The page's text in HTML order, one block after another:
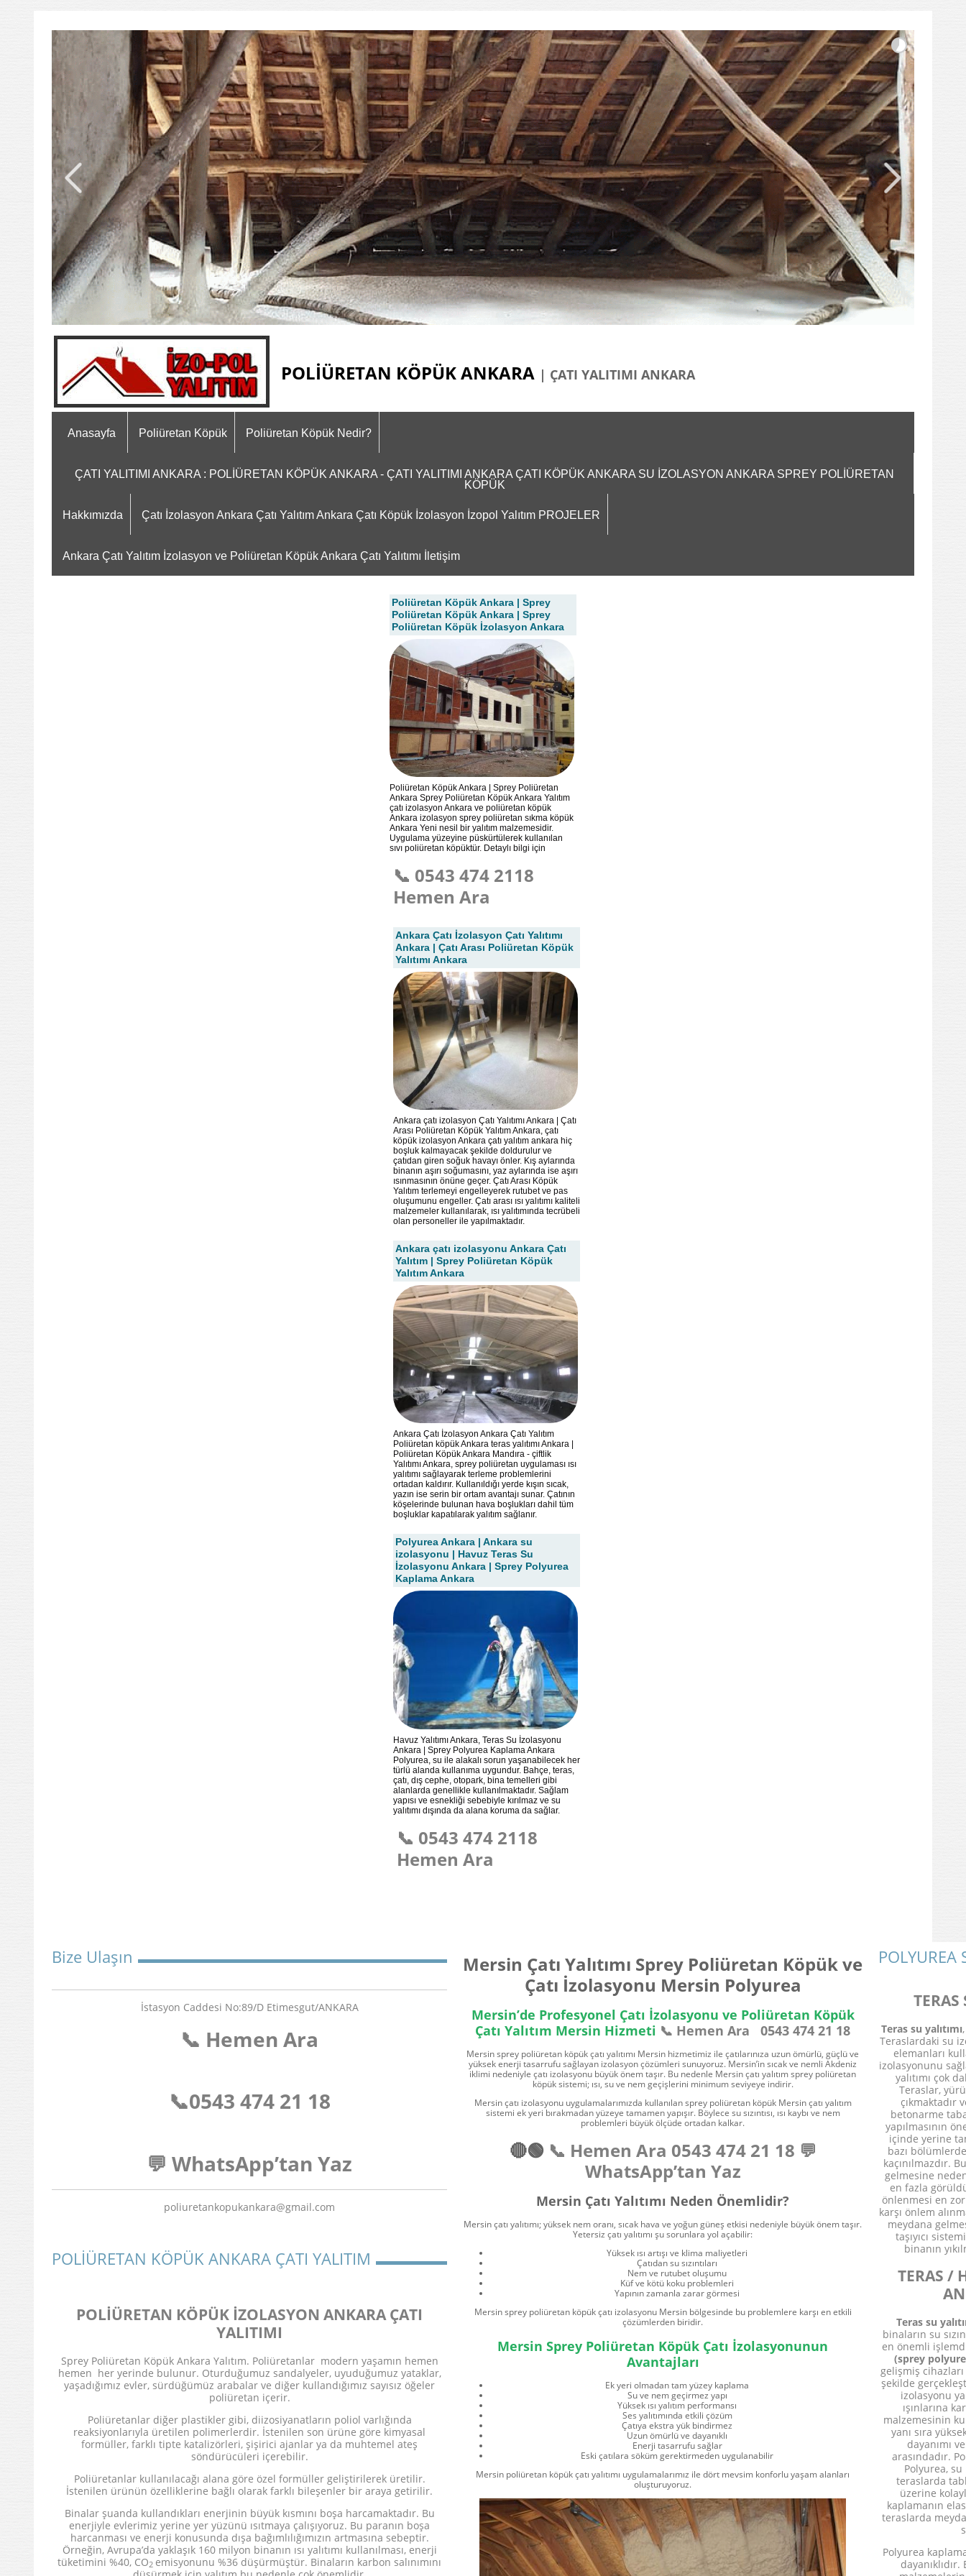
POLİÜRETAN KÖPÜK ANKARA | ÇATI YALITIMI ANKARA
Anasayfa Poliüretan Köpük Poliüretan Köpük Nedir?
ÇATI YALITIMI ANKARA : POLİÜRETAN KÖPÜK ANKARA - ÇATI YALITIMI ANKARA ÇATI KÖPÜK ANKARA SU İZOLASYON ANKARA SPREY POLİÜRETAN
KÖPÜK
Hakkımızda Çatı İzolasyon Ankara Çatı Yalıtım Ankara Çatı Köpük İzolasyon İzopol Yalıtım PROJELER
Ankara Çatı Yalıtım İzolasyon ve Poliüretan Köpük Ankara Çatı Yalıtımı İletişim
Poliüretan Köpük Ankara | Sprey
Poliüretan Köpük Ankara | Sprey
Poliüretan Köpük İzolasyon Ankara
Poliüretan Köpük Ankara | Sprey Poliüretan
Ankara Sprey Poliüretan Köpük Ankara Yalıtım
çatı izolasyon Ankara ve poliüretan köpük
Ankara izolasyon sprey poliüretan sıkma köpük
Ankara Yeni nesil bir yalıtım malzemesidir.
Uygulama yüzeyine püskürtülerek kullanılan
sıvı poliüretan köpüktür. Detaylı bilgi için
📞 0543 474 2118
Hemen Ara
Ankara Çatı İzolasyon Çatı Yalıtımı
Ankara | Çatı Arası Poliüretan Köpük
Yalıtımı Ankara
Ankara çatı izolasyon Çatı Yalıtımı Ankara | Çatı
Arası Poliüretan Köpük Yalıtım Ankara, çatı
köpük izolasyon Ankara çatı yalıtım ankara hiç
boşluk kalmayacak şekilde doldurulur ve
çatıdan giren soğuk havayı önler. Kış aylarında
binanın aşırı soğumasını, yaz aylarında ise aşırı
ısınmasının önüne geçer. Çatı Arası Köpük
Yalıtım terlemeyi engelleyerek rutubet ve pas
oluşumunu engeller. Çatı arası ısı yalıtımı kaliteli
malzemeler kullanılarak, ısı yalıtımında tecrübeli
olan personeller ile yapılmaktadır.
Ankara çatı izolasyonu Ankara Çatı
Yalıtım | Sprey Poliüretan Köpük
Yalıtım Ankara
Ankara Çatı İzolasyon Ankara Çatı Yalıtım
Poliüretan köpük Ankara teras yalıtımı Ankara |
Poliüretan Köpük Ankara Mandıra - çiftlik
Yalıtımı Ankara, sprey poliüretan uygulaması ısı
yalıtımı sağlayarak terleme problemlerini
ortadan kaldırır. Kullanıldığı yerde kışın sıcak,
yazın ise serin bir ortam avantajı sunar. Çatının
köşelerinde bulunan hava boşlukları dahil tüm
boşluklar kapatılarak yalıtım sağlanır.
Polyurea Ankara | Ankara su
izolasyonu | Havuz Teras Su
İzolasyonu Ankara | Sprey Polyurea
Kaplama Ankara
Havuz Yalıtımı Ankara, Teras Su İzolasyonu
Ankara | Sprey Polyurea Kaplama Ankara
Polyurea, su ile alakalı sorun yaşanabilecek her
türlü alanda kullanıma uygundur. Bahçe, teras,
çatı, dış cephe, otopark, bina temelleri gibi
alanlarda genellikle kullanılmaktadır. Sağlam
yapısı ve esnekliği sebebiyle kırılmaz ve su
yalıtımı dışında da alana koruma da sağlar.
📞 0543 474 2118
Hemen Ara
Bize Ulaşın
İstasyon Caddesi No:89/D Etimesgut/ANKARA
📞 Hemen Ara
📞0543 474 21 18
💬 WhatsApp’tan Yaz
poliuretankopukankara@gmail.com
POLİÜRETAN KÖPÜK ANKARA ÇATI YALITIM
POLİÜRETAN KÖPÜK İZOLASYON ANKARA ÇATI
YALITIMI
Sprey Poliüretan Köpük Ankara Yalıtım. Poliüretanlar modern yaşamın hemen
hemen her yerinde bulunur. Oturduğumuz sandalyeler, uyuduğumuz yataklar,
yaşadığımız evler, sürdüğümüz arabalar ve diğer kullandığımız sayısız öğeler
poliüretan içerir.
Poliüretanlar diğer plastikler gibi, diizosiyanatların poliol varlığında
reaksiyonlarıyla üretilen polimerlerdir. İstenilen son ürüne göre kimyasal
formüller, farklı tipte katalizörleri, şişirici ajanlar ya da muhtemel ateş
söndürücüleri içerebilir.
Poliüretanlar kullanılacağı alana göre özel formüller geliştirilerek üretilir.
İstenilen ürünün özelliklerine bağlı olarak farklı bileşenler bir araya getirilir.
Binalar şuanda kullandıkları enerjinin büyük kısmını boşa harcamaktadır. Bu
enerjiyle evlerimiz yerine yer yüzünü ısıtmaya çalışıyoruz. Bu paranın boşa
harcanması ve enerji konusunda dışa bağımlılığımızın artmasına sebeptir.
Örneğin, Avrupa’da yaklaşık 160 milyon binanın ısı yalıtımı kullanılması, enerji
tüketimini %40, CO2 emisyonunu %36 düşürmüştür. Binaların karbon salınımını
Mersin Çatı Yalıtımı Sprey Poliüretan Köpük ve
Çatı İzolasyonu Mersin Polyurea
Mersin’de Profesyonel Çatı İzolasyonu ve Poliüretan Köpük
Çatı Yalıtım Mersin Hizmeti 📞 Hemen Ara 0543 474 21 18
Mersin sprey poliüretan köpük çatı yalıtımı Mersin hizmetimiz ile çatılarınıza uzun ömürlü, güçlü ve
yüksek enerji tasarrufu sağlayan izolasyon çözümleri sunuyoruz. Mersin’in sıcak ve nemli Akdeniz
iklimi nedeniyle çatı izolasyonu büyük önem taşır. Bu nedenle Mersin çatı yalıtım sprey poliüretan
köpük sistemi; ısı, su ve nem geçişlerini minimum seviyeye indirir.
Mersin çatı izolasyonu uygulamalarımızda kullanılan sprey poliüretan köpük Mersin çatı yalıtım
sistemi ek yeri bırakmadan yüzeye tamamen yapışır. Böylece su sızıntısı, ısı kaybı ve nem
problemleri büyük ölçüde ortadan kalkar.
🔴🟢 📞 Hemen Ara 0543 474 21 18 💬
WhatsApp’tan Yaz
Mersin Çatı Yalıtımı Neden Önemlidir?
Mersin çatı yalıtımı; yüksek nem oranı, sıcak hava ve yoğun güneş etkisi nedeniyle büyük önem taşır.
Yetersiz çatı yalıtımı şu sorunlara yol açabilir:
Yüksek ısı artışı ve klima maliyetleri
Çatıdan su sızıntıları
Nem ve rutubet oluşumu
Küf ve kötü koku problemleri
Yapının zamanla zarar görmesi
Mersin sprey poliüretan köpük çatı izolasyonu Mersin bölgesinde bu problemlere karşı en etkili
çözümlerden biridir.
Mersin Sprey Poliüretan Köpük Çatı İzolasyonunun
Avantajları
Ek yeri olmadan tam yüzey kaplama
Su ve nem geçirmez yapı
Yüksek ısı yalıtım performansı
Ses yalıtımında etkili çözüm
Çatıya ekstra yük bindirmez
Uzun ömürlü ve dayanıklı
Enerji tasarrufu sağlar
Eski çatılara söküm gerektirmeden uygulanabilir
Mersin poliüretan köpük çatı yalıtımı uygulamalarımız ile dört mevsim konforlu yaşam alanları
oluşturuyoruz.
POLYUREA
Teras su yalıtımı
Teraslardaki su
elemanları
izolasyonunu
yalıtımı çok
Teraslar,
çıkmaktadır
betonarme
yapılmasının
içinde yerine
bazı
kaçınılmazdır.
gelmesine
en fazla
önlenmesi en
karşı önlem
meydana
taşıyıcı
binanın
TERAS /
Teras su
binaların su
en önemli
(sprey
gelişmiş
şekilde
izolasyonu
ışınlarına
malzemesinin
yanı sıra
dayanımı
arasındadır.
Polyurea,
teraslarda
üzerine
kaplamanın
teraslarda
Polyurea